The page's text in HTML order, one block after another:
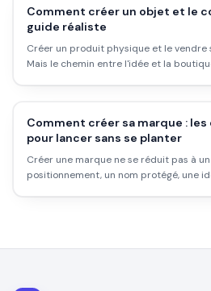
Comment créer un objet et le
guide réaliste
Créer un produit physique et le vendre
Mais le chemin entre l'idée et la
Comment créer sa marque :
pour lancer sans se planter
Créer une marque ne se réduit pas à un
positionnement, un nom protégé, une